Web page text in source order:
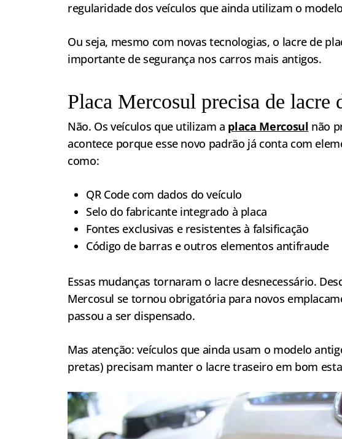
regularidade dos veículos que ainda utilizam o
Ou seja, mesmo com novas tecnologias, o lacre de
importante de segurança nos carros mais antigos.
Placa Mercosul precisa de lacre
Não. Os veículos que utilizam a placa Mercosul não
acontece porque esse novo padrão já conta com
como:
QR Code com dados do veículo
Selo do fabricante integrado à placa
Fontes exclusivas e resistentes à falsificação
Código de barras e outros elementos antifraude
Essas mudanças tornaram o lacre desnecessário.
Mercosul se tornou obrigatória para novos
passou a ser dispensado.
Mas atenção: veículos que ainda usam o modelo
pretas) precisam manter o lacre traseiro em bom